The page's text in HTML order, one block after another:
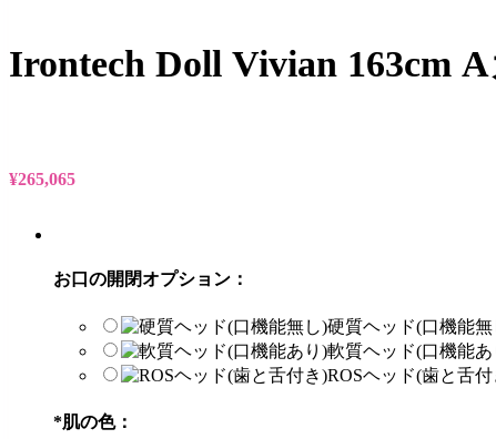
Irontech Doll Vivian 163cm
¥265,065
お口の開閉オプション：
硬質ヘッド(口機能無
軟質ヘッド(口機能あ
ROSヘッド(歯と舌
*肌の色：